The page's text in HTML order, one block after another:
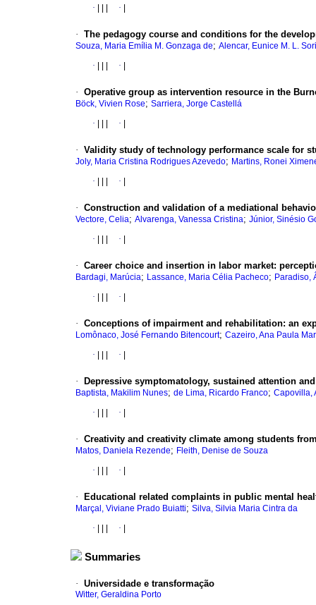
·
·
· The pedagogy course and conditions for the
Souza, Maria Emília M. Gonzaga de; Alencar, Eunice M. L.
·
·
· Operative group as intervention resource in the
Böck, Vivien Rose; Sarriera, Jorge Castellá
·
·
· Validity study of technology performance scale for
Joly, Maria Cristina Rodrigues Azevedo; Martins, Ronei
·
·
· Construction and validation of a mediational
Vectore, Celia; Alvarenga, Vanessa Cristina; Júnior, Sinésio
·
·
· Career choice and insertion in labor market:
Bardagi, Marúcia; Lassance, Maria Célia Pacheco; Paradiso,
·
·
· Conceptions of impairment and rehabilitation: an
Lomônaco, José Fernando Bitencourt; Cazeiro, Ana Paula
·
·
· Depressive symptomatology, sustained attention
Baptista, Makilim Nunes; de Lima, Ricardo Franco; Capovilla,
·
·
· Creativity and creativity climate among students
Matos, Daniela Rezende; Fleith, Denise de Souza
·
·
· Educational related complaints in public mental
Marçal, Viviane Prado Buiatti; Silva, Silvia Maria Cintra da
·
·
Summaries
· Universidade e transformação
Witter, Geraldina Porto